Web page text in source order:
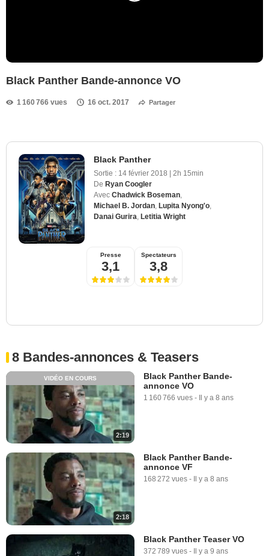
Black Panther Bande-annonce VO
1 160 766 vues 16 oct. 2017 Partager
Black Panther
Sortie : 14 février 2018 | 2h 15min
De Ryan Coogler
Avec Chadwick Boseman
Michael B. Jordan Lupita Nyong'o
Danai Gurira Letitia Wright
Presse
3,1
Spectateurs
3,8
8 Bandes-annonces & Teasers
2:19
VIDÉO EN COURS
Black Panther Bande-
annonce VO
1 160 766 vues - Il y a 8 ans
2:18
Black Panther Bande-
annonce VF
168 272 vues - Il y a 8 ans
Black Panther Teaser VO
372 789 vues - Il y a 9 ans